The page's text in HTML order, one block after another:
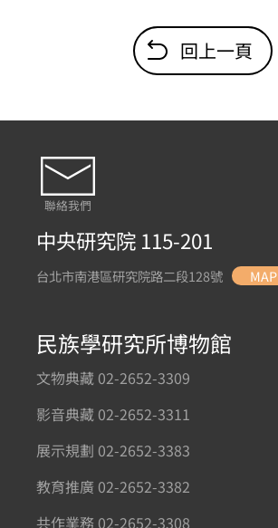
回上一頁
聯絡我們
中央研究院 115-201
台北市南港區研究院路二段128號 MAP
民族學研究所博物館
文物典藏 02-2652-3309
影音典藏 02-2652-3311
展示規劃 02-2652-3383
教育推廣 02-2652-3382
共作業務 02-2652-3308